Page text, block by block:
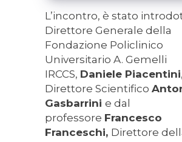
L’incontro, è stato
Direttore Generale della
Fondazione Policlinico
Universitario A. Gemelli
IRCCS, Daniele Piacentini
Direttore Scientifico
Gasbarrini e dal
professore Francesco
Franceschi, Direttore